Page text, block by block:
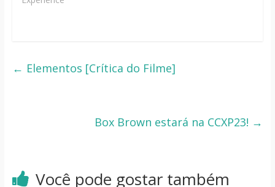
← Elementos [Crítica do Filme]
Box Brown estará na CCXP23! →
Você pode gostar também